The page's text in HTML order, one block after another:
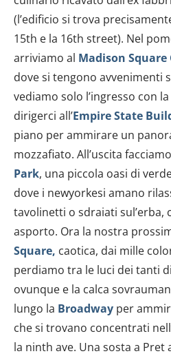
(l’edificio si trova
15th e la 16th street). Nel
arriviamo al Madison Square
dove si tengono avvenimenti
vediamo solo l’ingresso con
dirigerci all’EmpireState
piano per ammirare un
mozzafiato. All’uscita
Park, una piccola oasi di
dove i newyorkesi amano
tavolinetti o sdraiati sul’erba,
asporto. Ora la nostra
Square, caotica, dai mille
perdiamo tra le luci dei tanti
ovunque e la calca
lungo la Broadway per
che si trovano concentrati
la ninth ave. Una sosta a Pret